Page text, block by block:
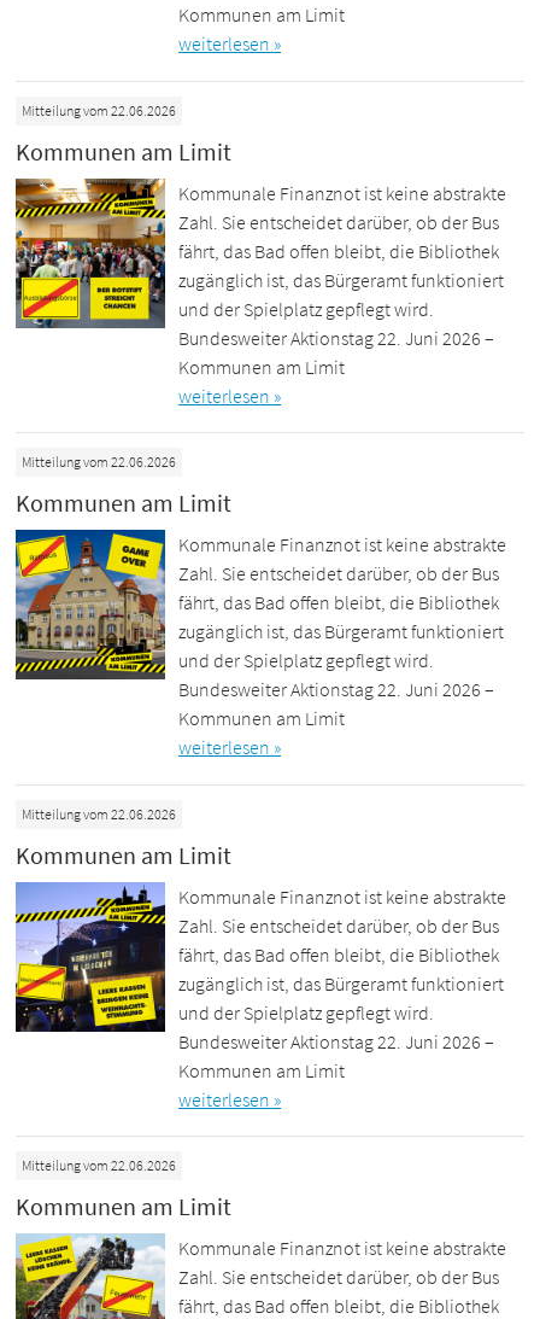
Kommunen am Limit
weiterlesen »
Mitteilung vom 22.06.2026
Kommunen am Limit
Kommunale Finanznot ist keine abstrakte
Zahl. Sie entscheidet darüber, ob der Bus
fährt, das Bad offen bleibt, die Bibliothek
zugänglich ist, das Bürgeramt funktioniert
und der Spielplatz gepflegt wird.
Bundesweiter Aktionstag 22. Juni 2026 –
Kommunen am Limit
weiterlesen »
Mitteilung vom 22.06.2026
Kommunen am Limit
Kommunale Finanznot ist keine abstrakte
Zahl. Sie entscheidet darüber, ob der Bus
fährt, das Bad offen bleibt, die Bibliothek
zugänglich ist, das Bürgeramt funktioniert
und der Spielplatz gepflegt wird.
Bundesweiter Aktionstag 22. Juni 2026 –
Kommunen am Limit
weiterlesen »
Mitteilung vom 22.06.2026
Kommunen am Limit
Kommunale Finanznot ist keine abstrakte
Zahl. Sie entscheidet darüber, ob der Bus
fährt, das Bad offen bleibt, die Bibliothek
zugänglich ist, das Bürgeramt funktioniert
und der Spielplatz gepflegt wird.
Bundesweiter Aktionstag 22. Juni 2026 –
Kommunen am Limit
weiterlesen »
Mitteilung vom 22.06.2026
Kommunen am Limit
Kommunale Finanznot ist keine abstrakte
Zahl. Sie entscheidet darüber, ob der Bus
fährt, das Bad offen bleibt, die Bibliothek